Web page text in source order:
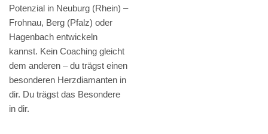
Potenzial in Neuburg (Rhein) –
Frohnau, Berg (Pfalz) oder
Hagenbach entwickeln
kannst. Kein Coaching gleicht
dem anderen – du trägst einen
besonderen Herzdiamanten in
dir. Du trägst das Besondere
in dir.